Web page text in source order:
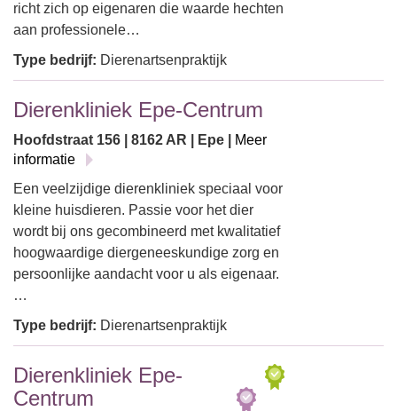
richt zich op eigenaren die waarde hechten
aan professionele…
Type bedrijf: Dierenartsenpraktijk
Dierenkliniek Epe-Centrum
Hoofdstraat 156 | 8162 AR | Epe |
Meer
informatie
Een veelzijdige dierenkliniek speciaal voor
kleine huisdieren. Passie voor het dier
wordt bij ons gecombineerd met kwalitatief
hoogwaardige diergeneeskundige zorg en
persoonlijke aandacht voor u als eigenaar.
…
Type bedrijf: Dierenartsenpraktijk
Dierenkliniek Epe-
Centrum